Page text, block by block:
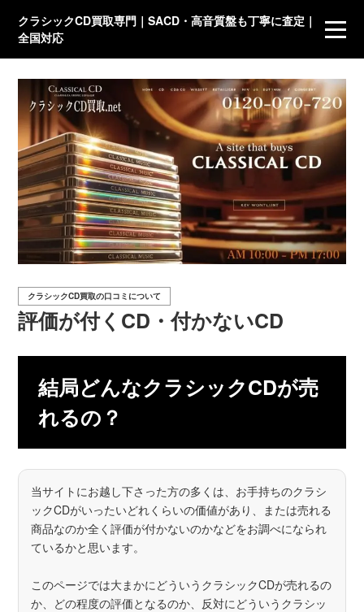
クラシックCD買取専門｜SACD・高音質盤も丁寧に査定｜
全国対応
評価が付くCD・付かないCD
クラシックCD買取の口コミについて
結局どんなクラシックCDが売
れるの？
当サイトにお越し下さった方の多くは、お手持ちのクラシ
ックCDがいったいどれくらいの価値があり、または売れる
商品なのか全く評価が付かないのかなどをお調べになられ
ているかと思います。
このページでは大まかにどういうクラシックCDが売れるの
か、どの程度の評価となるのか、反対にどういうクラシッ